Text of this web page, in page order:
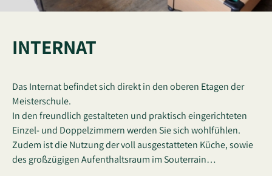
INTERNAT
Das Internat befindet sich direkt in den oberen Etagen der
Meisterschule.
In den freundlich gestalteten und praktisch eingerichteten
Einzel- und Doppelzimmern werden Sie sich wohlfühlen.
Zudem ist die Nutzung der voll ausgestatteten Küche, sowie
des großzügigen Aufenthaltsraum im Souterrain…